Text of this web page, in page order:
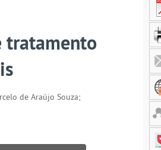
tratamento
de Araújo Souza;